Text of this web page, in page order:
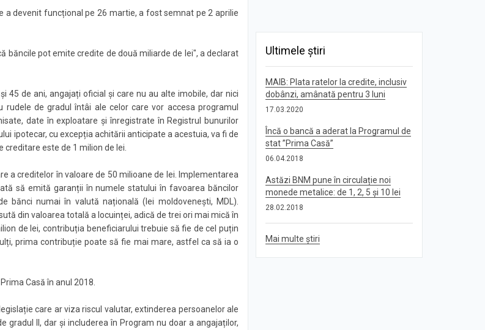
a devenit funcțional pe 26 martie, a fost semnat pe 2 aprilie
băncile pot emite credite de două miliarde de lei", a declarat
45 de ani, angajați oficial și care nu au alte imobile, dar nici
de gradul întâi ale celor care vor accesa programul
date în exploatare și înregistrate în Registrul bunurilor
ipotecar, cu excepția achitării anticipate a acestuia, va fi de
este de 1 milion de lei.
a creditelor în valoare de 50 milioane de lei. Implementarea
să emită garanții în numele statului în favoarea băncilor
bănci numai în valută națională (lei moldovenești, MDL).
din valoarea totală a locuinței, adică de trei ori mai mică în
de lei, contribuția beneficiarului trebuie să fie de cel puțin
prima contribuție poate să fie mai mare, astfel ca să ia o
Casă în anul 2018.
care ar viza riscul valutar, extinderea persoanelor ale
gradul II, dar și includerea în Program nu doar a angajaților,
Ultimele știri
MAIB: Plata ratelor la credite, inclusiv
dobânzi, amânată pentru 3 luni
17.03.2020
Încă o bancă a aderat la Programul de
stat ”Prima Casă”
06.04.2018
Astăzi BNM pune în circulație noi
monede metalice: de 1, 2, 5 și 10 lei
28.02.2018
Mai multe știri